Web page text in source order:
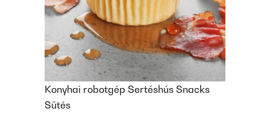
Konyhai robotgép Sertéshús Snacks
Sütés